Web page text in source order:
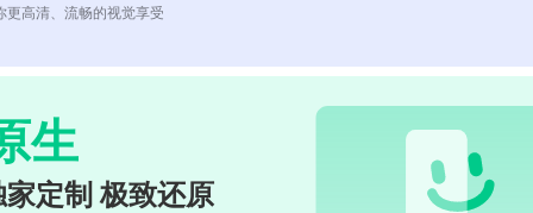
更高清、流畅的视觉享受
生
家定制 极致还原